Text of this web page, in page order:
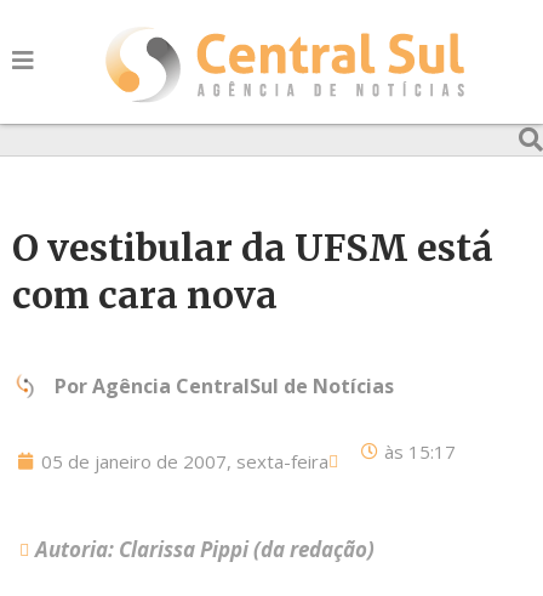
O vestibular da UFSM está
com cara nova
PorAgência CentralSul de Notícias
05 de janeiro de 2007, sexta-feira às 15:17
Autoria: Clarissa Pippi (da redação)